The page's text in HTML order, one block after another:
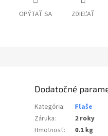
OPÝTAŤ SA ZDIEĽAŤ
Dodatočné
Kategória:
Fľaše
Záruka:
2 roky
Hmotnosť:
0.1 kg